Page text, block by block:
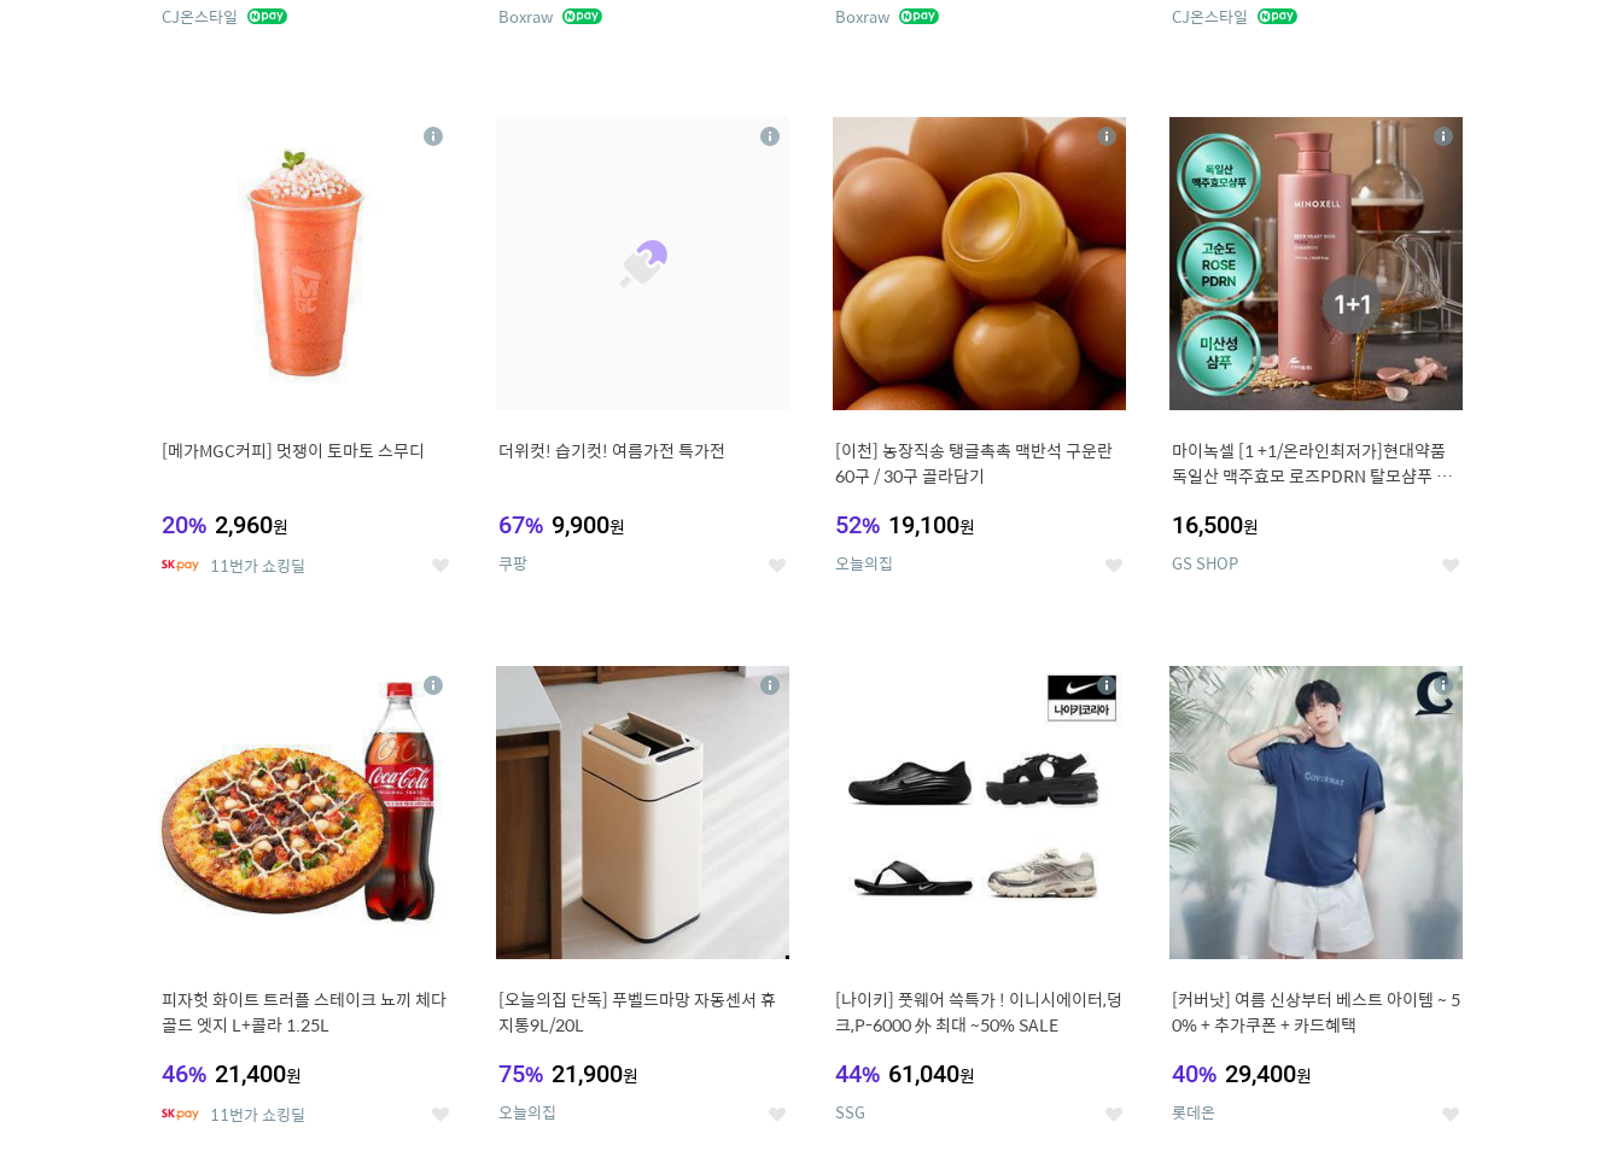
CJ온스타일 Boxraw Boxraw CJ온스타일
[메가MGC커피] 멋쟁이 토마토 스무디
20% 2,960원
11번가 쇼킹딜 좋
상
더위컷! 습기컷! 여름가전 특가전
67% 9,900원
쿠팡 좋
상
11
[이천] 농장직송 탱글촉촉 맥반석 구운란
60구 / 30구 골라담기
52% 19,100원
오늘의집 좋
상
세
12
마이녹셀 [1 +1/온라인최저가]현대약품
독일산 맥주효모 로즈PDRN 탈모샴푸 대
16,500원
GS SHOP 좋
상
피자헛 화이트 트러플 스테이크 뇨끼 체다
골드 엣지 L+콜라 1.25L
46% 21,400원
11번가 쇼킹딜 좋
상
14
[오늘의집 단독] 푸벨드마망 자동센서 휴
지통9L/20L
75% 21,900원
오늘의집 좋
상
[나이키] 풋웨어 쓱특가 ! 이니시에이터,덩
크,P-6000 外 최대 ~50% SALE
44% 61,040원
SSG 좋
상
세
16
[커버낫] 여름 신상부터 베스트 아이템 ~ 5
0% + 추가쿠폰 + 카드혜택
40% 29,400원
롯데온 좋
상
세